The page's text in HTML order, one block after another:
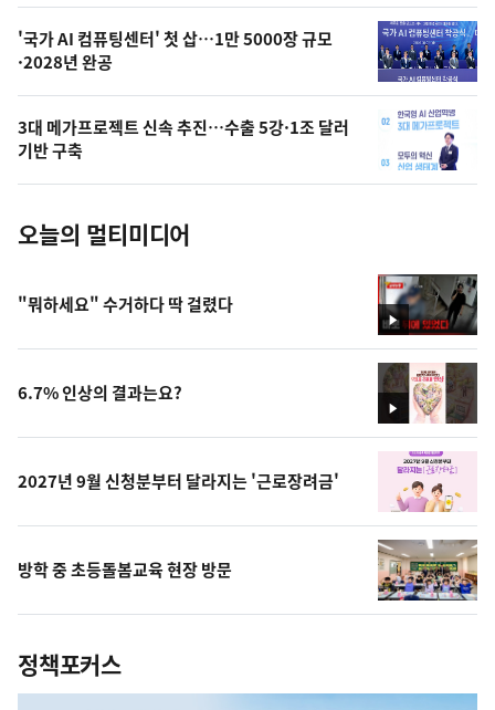
오
의
사
진
'국가 AI 컴퓨팅센터' 첫 삽…1만 5000장 규모
·2028년 완공
3대 메가프로젝트 신속 추진…수출 5강·1조 달러
기반 구축
오늘의 멀티미디어
영
상
"뭐하세요" 수거하다 딱 걸렸다
영
상
6.7% 인상의 결과는요?
2027년 9월 신청분부터 달라지는 '근로장려금'
방학 중 초등돌봄교육 현장 방문
정책포커스